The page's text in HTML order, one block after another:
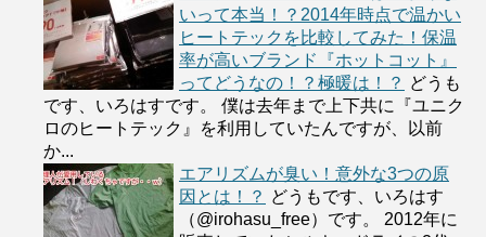
いって本当！？2014年時点で温かい
ヒートテックを比較してみた！保温
率が高いブランド『ホットコット』
ってどうなの！？極暖は！？ どうも
です、いろはすです。 僕は去年まで上下共に『ユニク
ロのヒートテック』を利用していたんですが、以前
か...
エアリズムが臭い！意外な3つの原
因とは！？ どうもです、いろはす
（@irohasu_free）です。 2012年に